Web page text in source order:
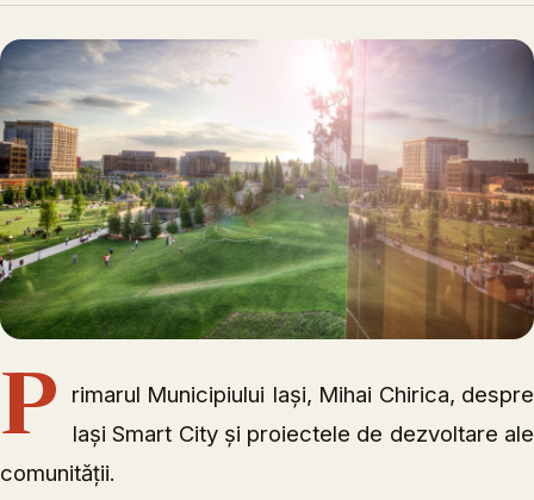
P
rimarul Municipiului Iași, Mihai Chirica, despre
Iași Smart City și proiectele de dezvoltare ale
comunității.